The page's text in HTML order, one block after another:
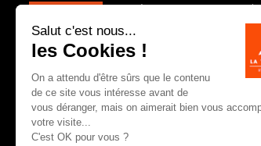
La Vénitienne est une PME
depuis 30 ans, conçoit,
commercialise dans toute la
stores et autres équipements
solaire et lumineuse. En
Vénitienne, vous faites le
partenaire qui vous garantit
qualité, une réactivité
équipe commerciale